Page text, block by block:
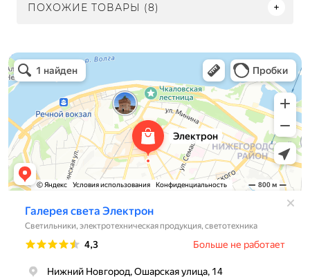
ПОХОЖИЕ ТОВАРЫ (8)
Электрон
Светильники в Нижнем Новгороде
Электротехническая продукция в Нижнем Новгороде